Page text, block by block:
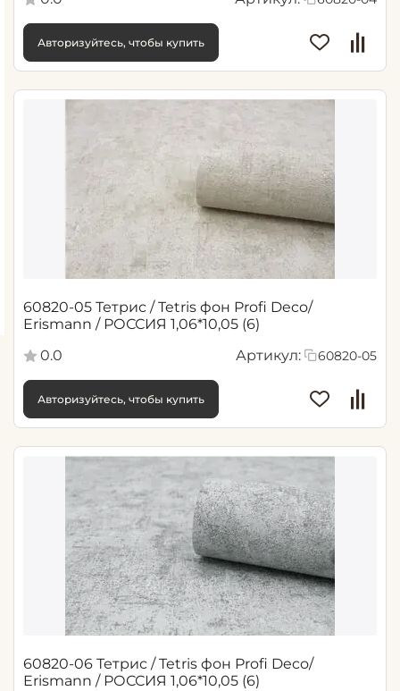
Авторизуйтесь, чтобы купить
60820-05 Тетрис / Tetris фон Profi Deco/
Erismann / РОССИЯ 1,06*10,05 (6)
0.0
Артикул: 60820-05
Авторизуйтесь, чтобы купить
60820-06 Тетрис / Tetris фон Profi Deco/
Erismann / РОССИЯ 1,06*10,05 (6)